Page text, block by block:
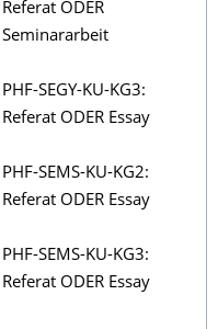
Referat ODER
Seminararbeit
PHF-SEGY-KU-KG3:
Referat ODER Essay
PHF-SEMS-KU-KG2:
Referat ODER Essay
PHF-SEMS-KU-KG3:
Referat ODER Essay